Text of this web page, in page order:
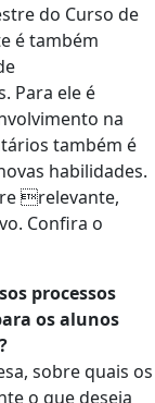
do Curso de
é também
Para ele é
na
também é
habilidades.
relevante,
Confira o
processos
os alunos
sobre quais os
o que deseja